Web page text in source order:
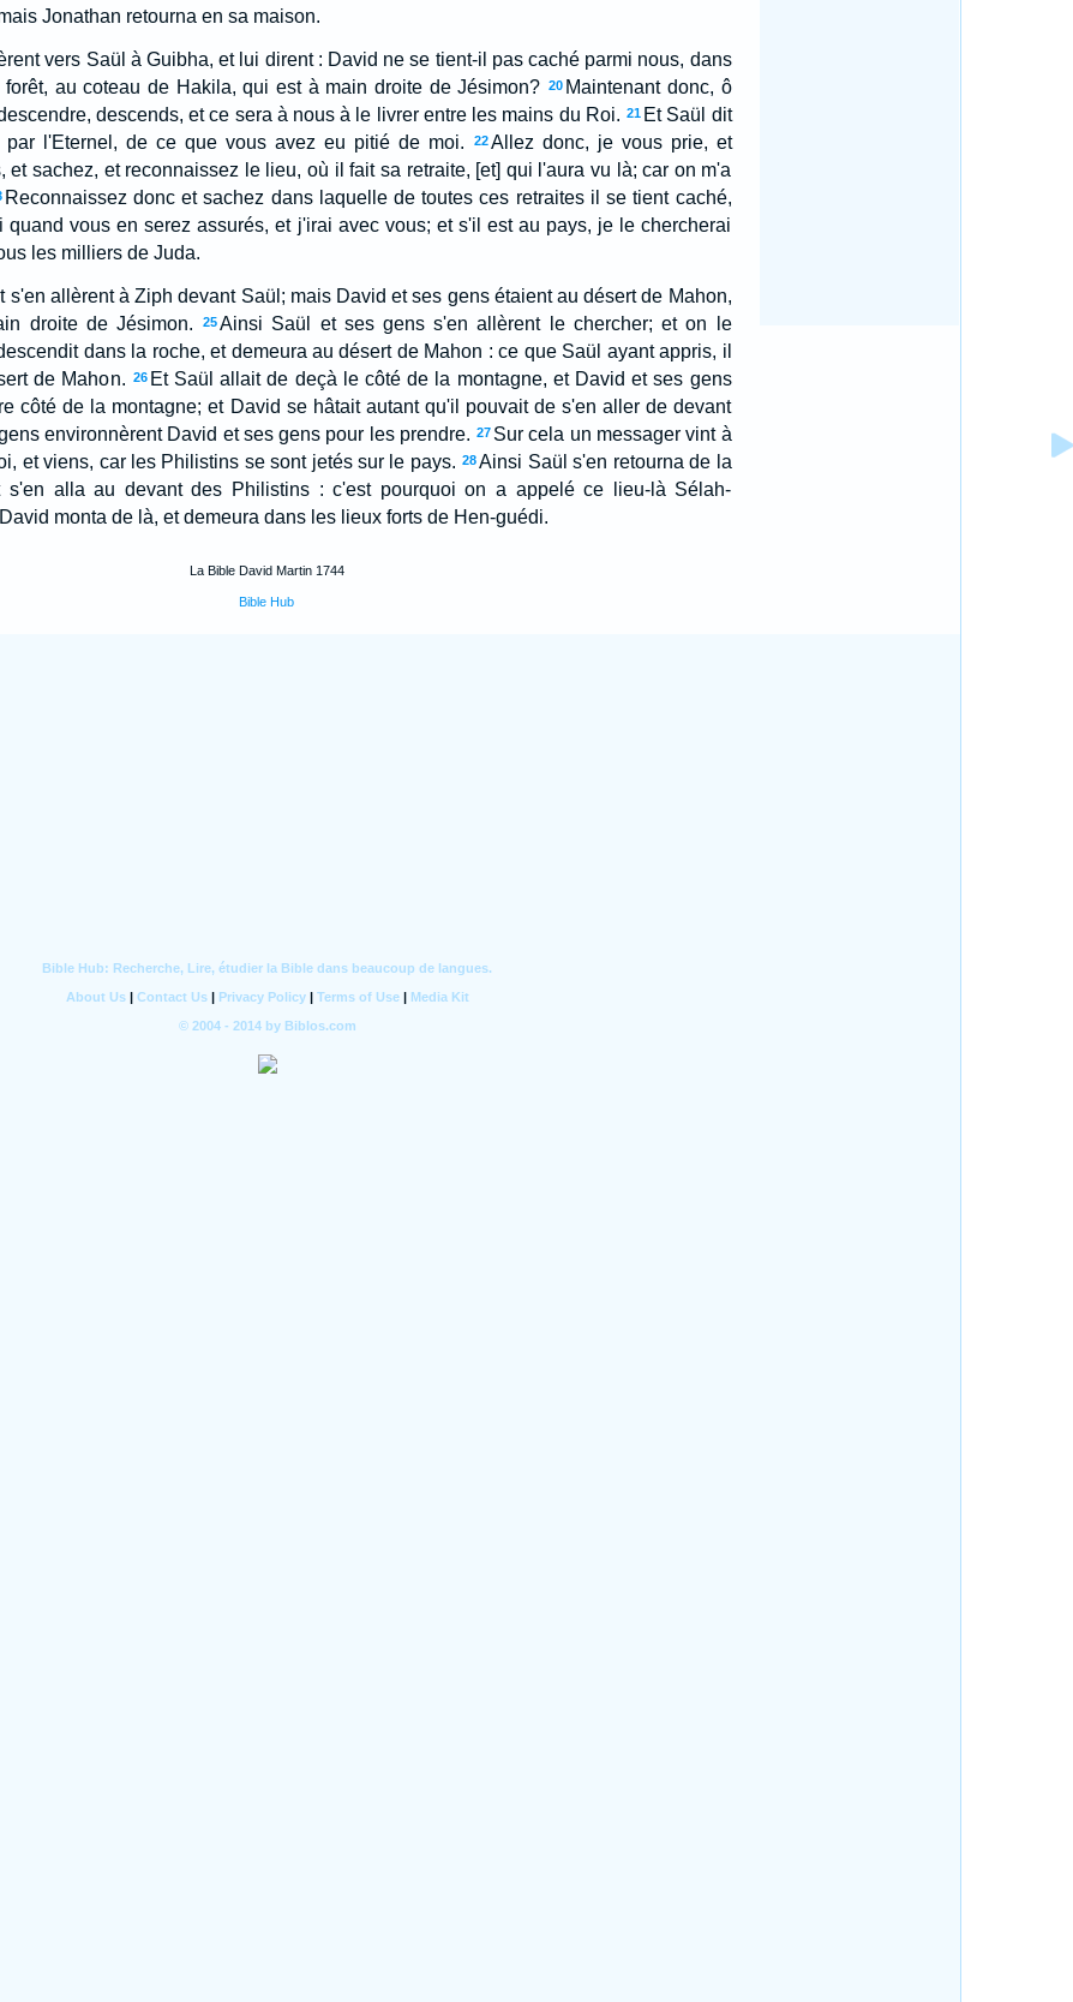
Jonathan retourna en sa maison.
vers Saül à Guibha, et lui dirent : David ne se tient-il pas caché parmi nous, dans
au coteau de Hakila, qui est à main droite de Jésimon? 20 Maintenant donc, ô
descends, et ce sera à nous à le livrer entre les mains du Roi. 21 Et Saül dit
par l'Eternel, de ce que vous avez eu pitié de moi.
22Allez donc, je vous prie, et
et sachez, et reconnaissez le lieu, où il fait sa retraite, [et] qui l'aura vu là; car on m'a
Reconnaissez donc et sachez dans laquelle de toutes ces retraites il se tient caché,
quand vous en serez assurés, et j'irai avec vous; et s'il est au pays, je le chercherai
les milliers de Juda.
s'en allèrent à Ziph devant Saül; mais David et ses gens étaient au désert de Mahon,
droite de Jésimon.
25Ainsi Saül et ses gens s'en allèrent le chercher; et on le
dans la roche, et demeura au désert de Mahon : ce que Saül ayant appris, il
de Mahon. 26 Et Saül allait de deçà le côté de la montagne, et David et ses gens
côté de la montagne; et David se hâtait autant qu'il pouvait de s'en aller de devant
environnèrent David et ses gens pour les prendre. 27 Sur cela un messager vint à
et viens, car les Philistins se sont jetés sur le pays. 28Ainsi Saül s'en retourna de la
s'en alla au devant des Philistins : c'est pourquoi on a appelé ce lieu-là Sélah-
monta de là, et demeura dans les lieux forts de Hen-guédi.
La Bible David Martin 1744
Bible Hub